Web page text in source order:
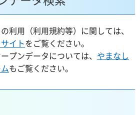
利用（利用規約等）に関しては、
イトをご覧ください。
プンデータについては、 やまなし
もご覧ください。